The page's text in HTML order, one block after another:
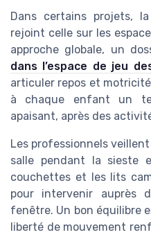
Dans certains projets,
rejoint celle sur les
approche globale, un
dans l’espace de jeu
articuler repos et
à chaque enfant un
apaisant, après des
Les professionnels
salle pendant la sieste
couchettes et les lits
pour intervenir auprès
fenêtre. Un bon équilibre
liberté de mouvement